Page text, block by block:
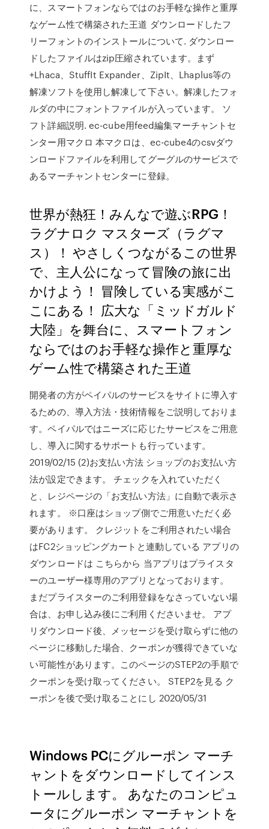
に、スマートフォンならではのお手軽な操作と重厚
なゲーム性で構築された王道 ダウンロードしたフ
リーフォントのインストールについて. ダウンロー
ドしたファイルはzip圧縮されています。まず
+Lhaca、StuffIt Expander、ZipIt、Lhaplus等の
解凍ソフトを使用し解凍して下さい。解凍したフォ
ルダの中にフォントファイルが入っています。 ソ
フト詳細説明. ec-cube用feed編集マーチャントセ
ンター用マクロ 本マクロは、ec-cube4のcsvダウ
ンロードファイルを利用してグーグルのサービスで
あるマーチャントセンターに登録。
世界が熱狂！みんなで遊ぶRPG！
ラグナロク マスターズ（ラグマ
ス）！ やさしくつながるこの世界
で、主人公になって冒険の旅に出
かけよう！ 冒険している実感がこ
こにある！ 広大な「ミッドガルド
大陸」を舞台に、スマートフォン
ならではのお手軽な操作と重厚な
ゲーム性で構築された王道
開発者の方がペイパルのサービスをサイトに導入す
るための、導入方法・技術情報をご説明しておりま
す。ペイパルではニーズに応じたサービスをご用意
し、導入に関するサポートも行っています。
2019/02/15 (2)お支払い方法 ショップのお支払い方
法が設定できます。 チェックを入れていただく
と、レジページの「お支払い方法」に自動で表示さ
れます。 ※口座はショップ側でご用意いただく必
要があります。 クレジットをご利用されたい場合
はFC2ショッピングカートと連動している アプリの
ダウンロードは こちらから 当アプリはプライスタ
ーのユーザー様専用のアプリとなっております。
まだプライスターのご利用登録をなさっていない場
合は、お申し込み後にご利用くださいませ。 アプ
リダウンロード後、メッセージを受け取らずに他の
ページに移動した場合、クーポンが獲得できていな
い可能性があります。このページのSTEP2の手順で
クーポンを受け取ってください。 STEP2を見る ク
ーポンを後で受け取ることにし 2020/05/31
Windows PCにグルーポン マーチ
ャントをダウンロードしてインス
トールします。 あなたのコンピュ
ータにグルーポン マーチャントを